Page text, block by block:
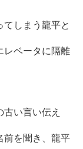
しまう龍平と
レベータに隔離
い言い伝え
前を聞き、龍平